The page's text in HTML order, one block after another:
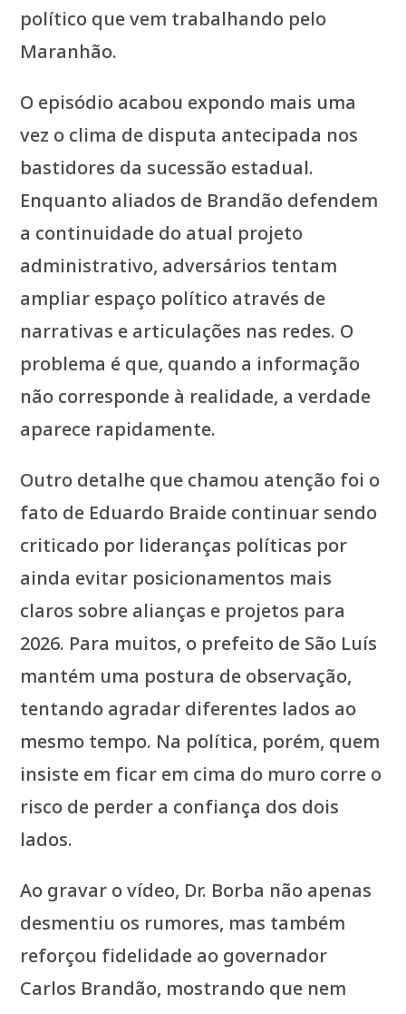
político que vem trabalhando pelo
Maranhão.
O episódio acabou expondo mais uma
vez o clima de disputa antecipada nos
bastidores da sucessão estadual.
Enquanto aliados de Brandão defendem
a continuidade do atual projeto
administrativo, adversários tentam
ampliar espaço político através de
narrativas e articulações nas redes. O
problema é que, quando a informação
não corresponde à realidade, a verdade
aparece rapidamente.
Outro detalhe que chamou atenção foi o
fato de Eduardo Braide continuar sendo
criticado por lideranças políticas por
ainda evitar posicionamentos mais
claros sobre alianças e projetos para
2026. Para muitos, o prefeito de São Luís
mantém uma postura de observação,
tentando agradar diferentes lados ao
mesmo tempo. Na política, porém, quem
insiste em ficar em cima do muro corre o
risco de perder a confiança dos dois
lados.
Ao gravar o vídeo, Dr. Borba não apenas
desmentiu os rumores, mas também
reforçou fidelidade ao governador
Carlos Brandão, mostrando que nem